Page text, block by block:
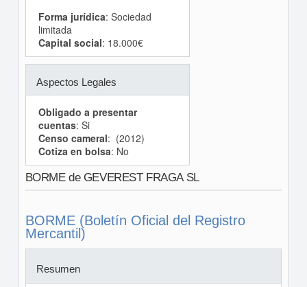
Forma jurídica: Sociedad
limitada
Capital social: 18.000€
Aspectos Legales
Obligado a presentar
cuentas: Si
Censo cameral: (2012)
Cotiza en bolsa: No
BORME de GEVEREST FRAGA SL
BORME (Boletín Oficial del Registro
Mercantil)
Resumen